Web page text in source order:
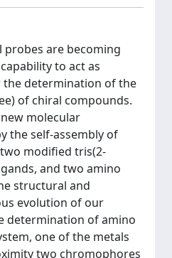
probes are becoming
to act as
determination of the
of chiral compounds.
molecular
the self-assembly of
modified tris(2-
and two amino
structural and
evolution of our
determination of amino
one of the metals
two chromophores